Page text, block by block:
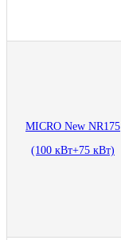
MICRO New NR175
(100 кВт+75 кВт)